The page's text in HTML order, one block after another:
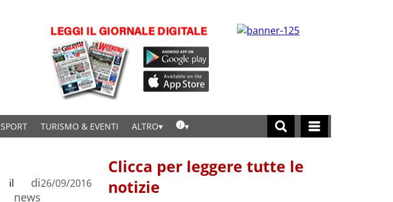
SPORT TURISMO & EVENTI ALTRO
di
news
il 26/09/2016
Clicca per leggere tutte le
notizie